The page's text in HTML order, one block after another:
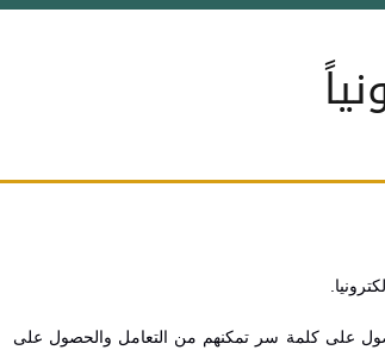
على كلمة سر تمكنهم من التعامل والحصول على